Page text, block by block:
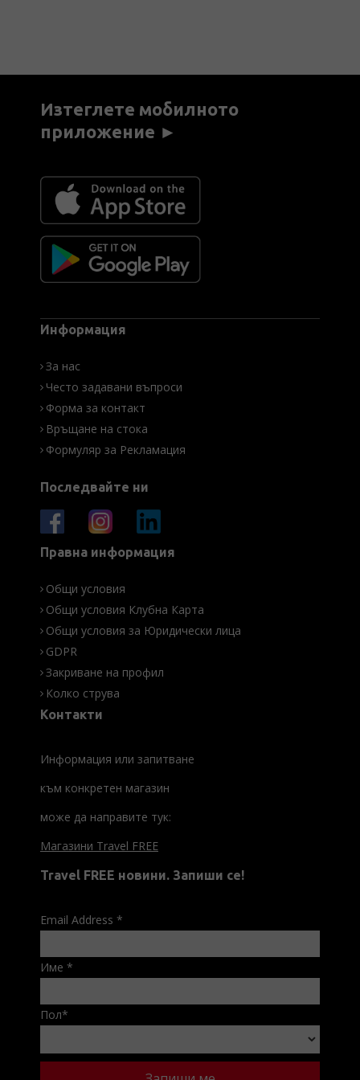
Изтеглете мобилното
приложение ►
Информация
За нас
Често задавани въпроси
Форма за контакт
Връщане на стока
Формуляр за Рекламация
Последвайте ни
Правна информация
Общи условия
Общи условия Клубна Карта
Общи условия за Юридически лица
GDPR
Закриване на профил
Колко струва
Контакти
Информация или запитване
към конкретен магазин
може да направите тук:
Магазини Travel FREE
Travel FREE новини. Запиши се!
Email Address *
Име *
Пол*